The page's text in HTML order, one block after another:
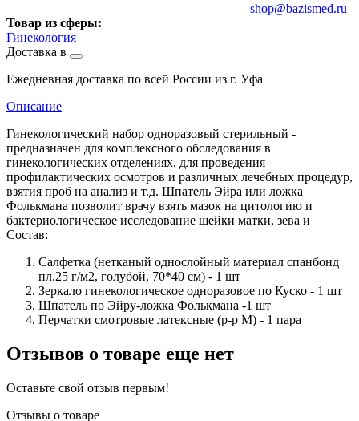
shop@bazismed.ru
Товар из сферы:
Гинекология
Доставка в
Ежедневная доставка по всей России из г. Уфа
Описание
Гинекологический набор одноразовый стерильный -
предназначен для комплексного обследования в
гинекологических отделениях, для проведения
профилактических осмотров и различных лечебных процедур,
взятия проб на анализ и т.д. Шпатель Эйра или ложка
Фолькмана позволит врачу взять мазок на цитологию и
бактериологическое исследование шейки матки, зева и
Состав:
Салфетка (нетканый однослойный материал спанбонд
пл.25 г/м2, голубой, 70*40 см) - 1 шт
Зеркало гинекологическое одноразовое по Куско - 1 шт
Шпатель по Эйру-ложка Фолькмана -1 шт
Перчатки смотровые латексные (р-р М) - 1 пара
Отзывов о товаре еще нет
Оставьте свой отзыв первым!
Отзывы о товаре